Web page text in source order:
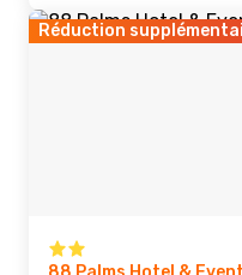
Réduction